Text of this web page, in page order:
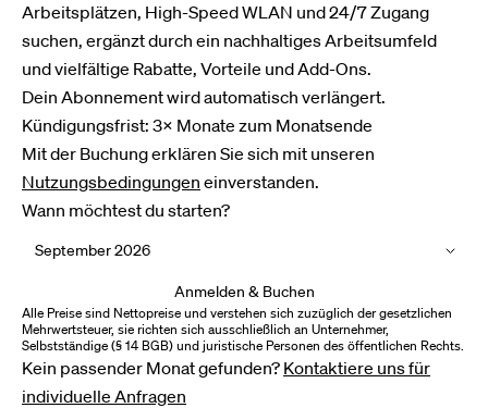
Arbeitsplätzen, High-Speed WLAN und 24/7 Zugang
suchen, ergänzt durch ein nachhaltiges Arbeitsumfeld
und vielfältige Rabatte, Vorteile und Add-Ons.
Dein Abonnement wird automatisch verlängert.
Kündigungsfrist: 3× Monate zum Monatsende
Mit der Buchung erklären Sie sich mit unseren
Nutzungsbedingungen einverstanden.
Wann möchtest du starten?
Anmelden & Buchen
Alle Preise sind Nettopreise und verstehen sich zuzüglich der gesetzlichen
Mehrwertsteuer, sie richten sich ausschließlich an Unternehmer,
Selbstständige (§ 14 BGB) und juristische Personen des öffentlichen Rechts.
Kein passender Monat gefunden? Kontaktiere uns für
individuelle Anfragen